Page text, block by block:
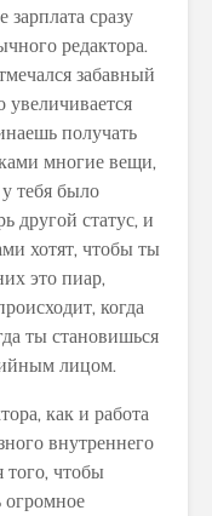
сразу
редактора.
забавный
увеличивается
получать
многие вещи,
тебя было
другой статус, и
хотят, чтобы ты
это пиар,
когда
ты становишься
лицом.
как и работа
внутреннего
того, чтобы
огромное